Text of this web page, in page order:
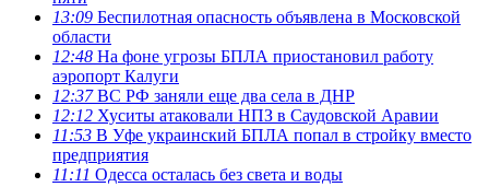
13:09 Беспилотная опасность объявлена в Московской
области
12:48 На фоне угрозы БПЛА приостановил работу
аэропорт Калуги
12:37ВС РФ заняли еще два села в ДНР
12:12 Хуситы атаковали НПЗ в Саудовской Аравии
11:53 В Уфе украинский БПЛА попал в стройку вместо
предприятия
11:11 Одесса осталась без света и воды